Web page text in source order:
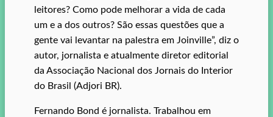
leitores? Como pode melhorar a vida de cada
um e a dos outros? São essas questões que a
gente vai levantar na palestra em Joinville”, diz o
autor, jornalista e atualmente diretor editorial
da Associação Nacional dos Jornais do Interior
do Brasil (Adjori BR).
Fernando Bond é jornalista. Trabalhou em